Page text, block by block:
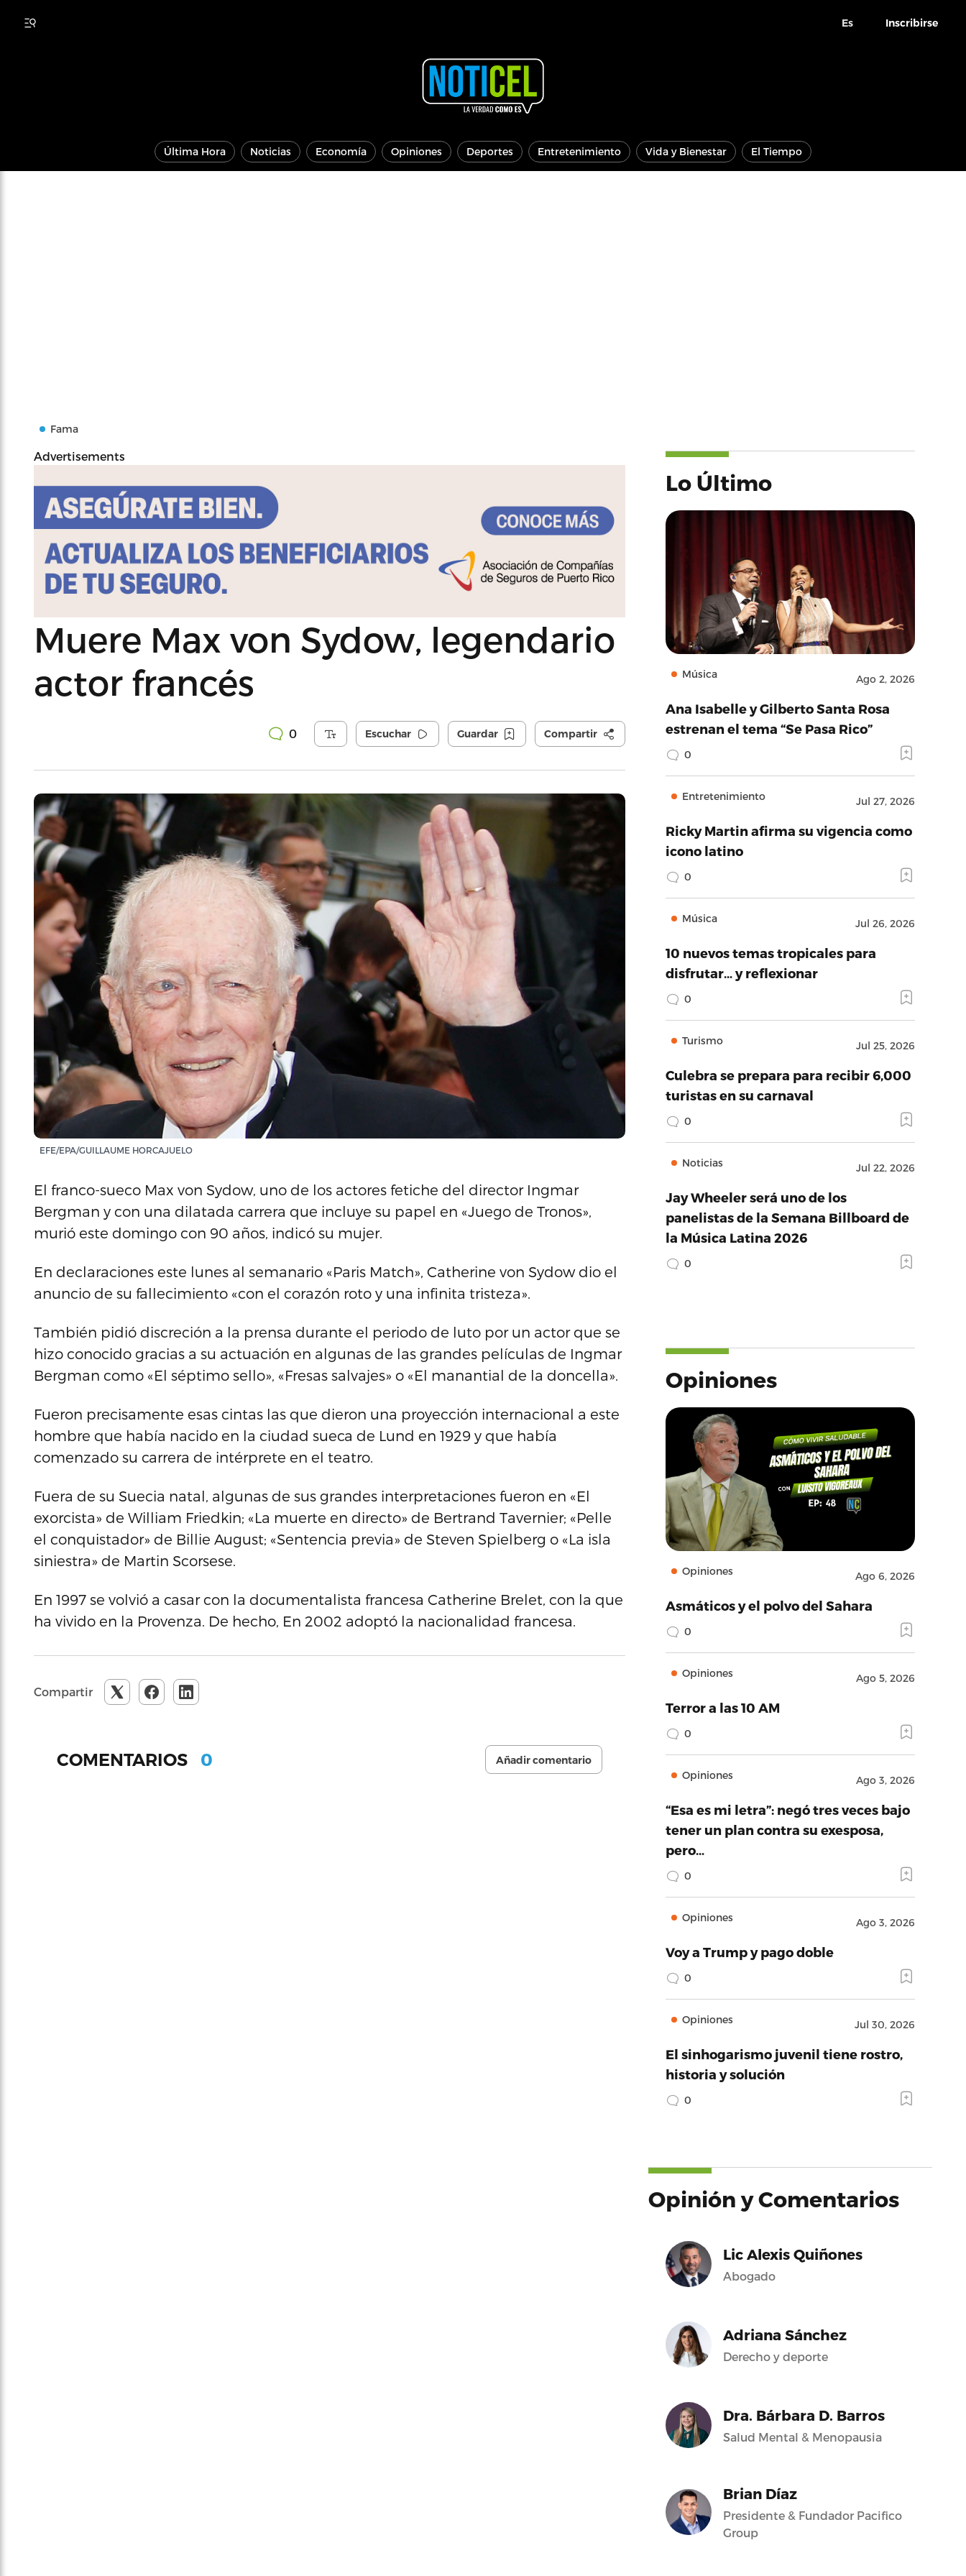
Es Inscribirse
Última Hora Noticias Economía Opiniones Deportes Entretenimiento Vida y Bienestar El Tiempo
Fama
Advertisements
Muere Max von Sydow, legendario
actor francés
0 Escuchar Guardar Compartir
EFE/EPA/GUILLAUME HORCAJUELO
El franco-sueco Max von Sydow, uno de los actores fetiche del director Ingmar
Bergman y con una dilatada carrera que incluye su papel en «Juego de Tronos»,
murió este domingo con 90 años, indicó su mujer.
En declaraciones este lunes al semanario «Paris Match», Catherine von Sydow dio el
anuncio de su fallecimiento «con el corazón roto y una infinita tristeza».
También pidió discreción a la prensa durante el periodo de luto por un actor que se
hizo conocido gracias a su actuación en algunas de las grandes películas de Ingmar
Bergman como «El séptimo sello», «Fresas salvajes» o «El manantial de la doncella».
Fueron precisamente esas cintas las que dieron una proyección internacional a este
hombre que había nacido en la ciudad sueca de Lund en 1929 y que había
comenzado su carrera de intérprete en el teatro.
Fuera de su Suecia natal, algunas de sus grandes interpretaciones fueron en «El
exorcista» de William Friedkin; «La muerte en directo» de Bertrand Tavernier; «Pelle
el conquistador» de Billie August; «Sentencia previa» de Steven Spielberg o «La isla
siniestra» de Martin Scorsese.
En 1997 se volvió a casar con la documentalista francesa Catherine Brelet, con la que
ha vivido en la Provenza. De hecho, En 2002 adoptó la nacionalidad francesa.
Compartir
COMENTARIOS 0 Añadir comentario
Lo Último
Música Ago 2, 2026
Ana Isabelle y Gilberto Santa Rosa
estrenan el tema “Se Pasa Rico”
0
Entretenimiento Jul 27, 2026
Ricky Martin afirma su vigencia como
icono latino
0
Música Jul 26, 2026
10 nuevos temas tropicales para
disfrutar… y reflexionar
0
Turismo Jul 25, 2026
Culebra se prepara para recibir 6,000
turistas en su carnaval
0
Noticias Jul 22, 2026
Jay Wheeler será uno de los
panelistas de la Semana Billboard de
la Música Latina 2026
0
Opiniones
Opiniones Ago 6, 2026
Asmáticos y el polvo del Sahara
0
Opiniones Ago 5, 2026
Terror a las 10 AM
0
Opiniones Ago 3, 2026
“Esa es mi letra”: negó tres veces bajo
tener un plan contra su exesposa,
pero…
0
Opiniones Ago 3, 2026
Voy a Trump y pago doble
0
Opiniones Jul 30, 2026
El sinhogarismo juvenil tiene rostro,
historia y solución
0
Opinión y Comentarios
Lic Alexis Quiñones
Abogado
Adriana Sánchez
Derecho y deporte
Dra. Bárbara D. Barros
Salud Mental & Menopausia
Brian Díaz
Presidente & Fundador Pacifico
Group